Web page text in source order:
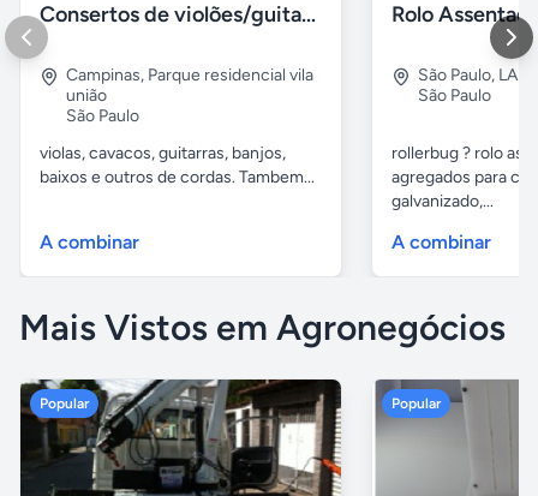
Consertos de violões/guitarras e outros de cordas
Campinas, Parque residencial vila
união
São Paulo
violas, cavacos, guitarras, banjos,
baixos e outros de cordas. Tambem...
A combinar
São Paulo, LAPA
São Paulo
rollerbug ? rolo
agregados para
galvanizado,...
A combinar
Mais Vistos em Agronegócios
Popular Popular